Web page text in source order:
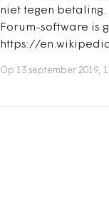
niet tegen betaling.
Forum-software is
https://
Op 13 september 2019,